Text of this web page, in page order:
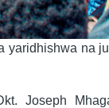
yaridhishwa na
Joseph